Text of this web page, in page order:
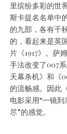
里缤纷多彩的世
斯卡提名名单中
的九部，各有千
的，看起来是英
片《1917》。萨
手法改变了007
天幕杀机》和《
的流畅感。因此
电影采用“一镜
尽”的感觉。